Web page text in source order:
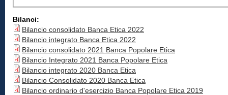
Bilanci:
Bilancio consolidato Banca Etica 2022
Bilancio integrato Banca Etica 2022
Bilancio consolidato 2021 Banca Popolare Etica
Bilancio Integrato 2021 Banca Popolare Etica
Bilancio integrato 2020 Banca Etica
Bilancio Consolidato 2020 Banca Etica
Bilancio ordinario d'esercizio Banca Popolare Etica 2019